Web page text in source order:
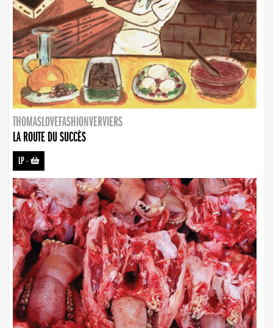
THOMASLOVEFASHIONVERVIERS
LA ROUTE DU SUCCÈS
LP-